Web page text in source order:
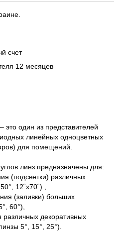
счет
12 месяцев
это один из представителей
линейных одноцветных
для помещений.
линз предназначены для:
(подсветки) различных
12˚x70˚) ,
(заливки) больших
60°),
декоративных
5°, 15°, 25°).